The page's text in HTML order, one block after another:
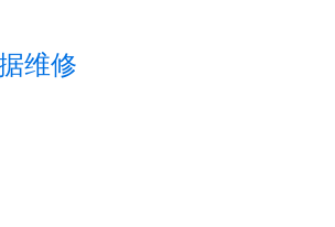
维修